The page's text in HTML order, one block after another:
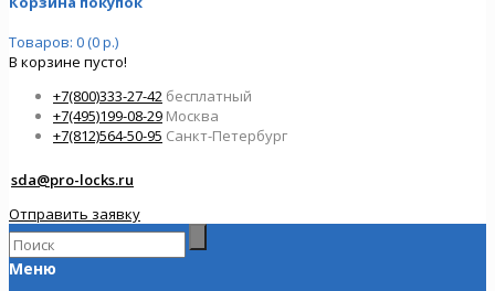
Товаров: 0 (0 р.)
В корзине пусто!
+7(800)333-27-42 бесплатный
+7(495)199-08-29 Москва
+7(812)564-50-95 Санкт-Петербург
sda@pro-locks.ru
Отправить заявку
Меню